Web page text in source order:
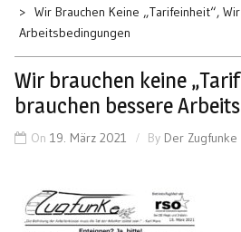
Wir Brauchen Keine „Tarifeinheit“,
Arbeitsbedingungen
Wir brauchen keine
brauchen bessere
On 19. März 2021 By Der Zugfunke